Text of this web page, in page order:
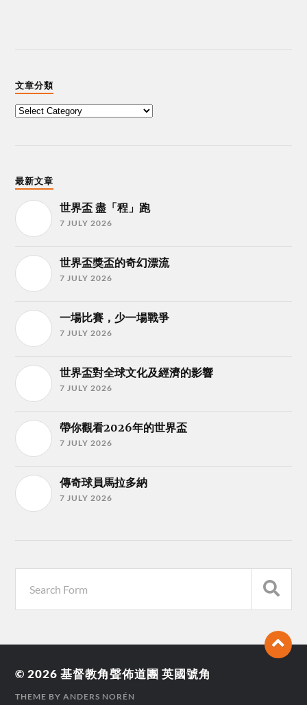
文章分類
最新文章
世界盃 盡「程」跑
7 JULY 2026
世界盃獎盃的奇幻漂流
7 JULY 2026
一場比賽，少一場戰爭
7 JULY 2026
世界盃對全球文化及經濟的影響
7 JULY 2026
帶你觀看2026年的世界盃
7 JULY 2026
傳奇球員馬拉多納
7 JULY 2026
© 2026基督教角聲佈道團 英國號角
THEME BYANDERS NORÉN